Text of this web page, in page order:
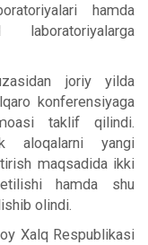
hamda
joriy yilda
konferensiyaga
taklif qilindi.
aloqalarni yangi
maqsadida ikki
hamda shu
olindi.
Xalq Respublikasi